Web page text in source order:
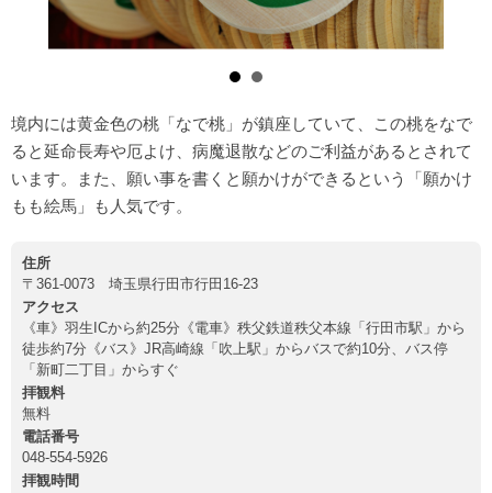
境内には黄金色の桃「なで桃」が鎮座していて、この桃をなで
ると延命長寿や厄よけ、病魔退散などのご利益があるとされて
います。また、願い事を書くと願かけができるという「願かけ
もも絵馬」も人気です。
住所
〒361-0073 埼玉県行田市行田16-23
アクセス
《車》羽生ICから約25分《電車》秩父鉄道秩父本線「行田市駅」から
徒歩約7分《バス》JR高崎線「吹上駅」からバスで約10分、バス停
「新町二丁目」からすぐ
拝観料
無料
電話番号
048-554-5926
拝観時間